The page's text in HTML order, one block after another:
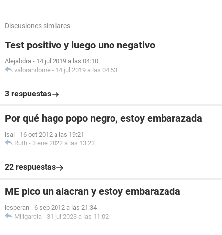
Discusiones similares
Test positivo y luego uno negativo
Alejabdra - 14 jul 2019 a las 04:10
valorandome - 14 jul 2019 a las 04:53
3 respuestas
Por qué hago popo negro, estoy embarazada
isai - 16 oct 2012 a las 19:21
Ruth - 3 ene 2022 a las 13:23
22 respuestas
ME pico un alacran y estoy embarazada
lesperan - 6 sep 2012 a las 21:34
Miligarcia - 31 jul 2023 a las 11:02